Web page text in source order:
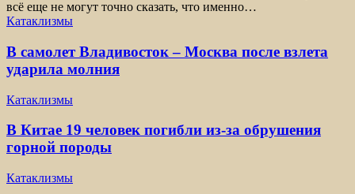
всё еще не могут точно сказать, что именно…
Катаклизмы
В самолет Владивосток – Москва после взлета
ударила молния
Катаклизмы
В Китае 19 человек погибли из-за обрушения
горной породы
Катаклизмы